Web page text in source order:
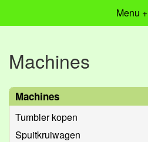
Menu +
Machines
Machines
Tumbler kopen
Spuitkruiwagen